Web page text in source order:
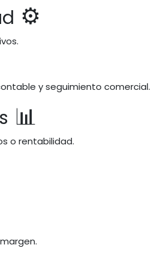
⚙️
y seguimiento comercial.
📊
o rentabilidad.